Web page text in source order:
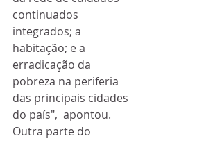
continuados
integrados; a
habitação; e a
erradicação da
pobreza na periferia
das principais cidades
do país",  apontou.
Outra parte do